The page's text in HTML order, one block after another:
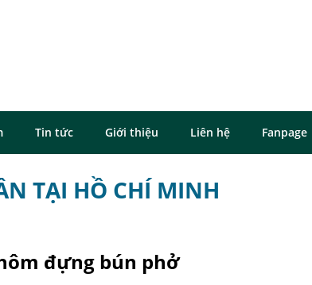
Tin tức Giới thiệu Liên hệ Fanpage
TẠI HỒ CHÍ MINH
đựng bún phở